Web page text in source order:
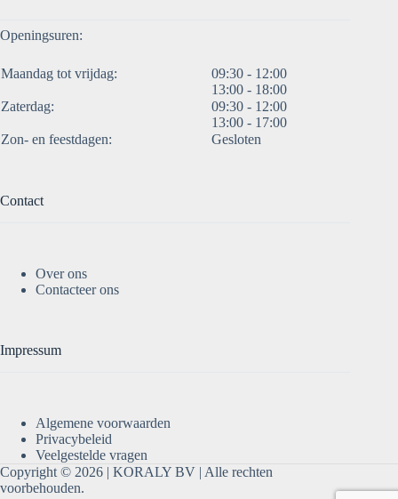
Openingsuren:
Maandag tot vrijdag:
09:30 - 12:00
13:00 - 18:00
Zaterdag:
09:30 - 12:00
13:00 - 17:00
Zon- en feestdagen:
Gesloten
Contact
Over ons
Contacteer ons
Impressum
Algemene voorwaarden
Privacybeleid
Veelgestelde vragen
Copyright © 2026 | KORALY BV | Alle rechten
voorbehouden.